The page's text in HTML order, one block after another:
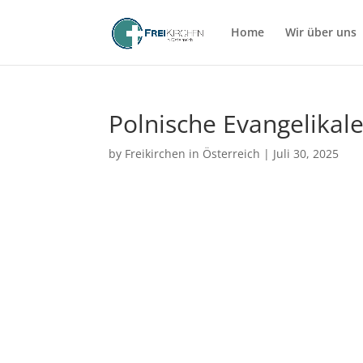
Home Wir über uns
Polnische
by Freikirchen in Österreich | Juli 30, 2025